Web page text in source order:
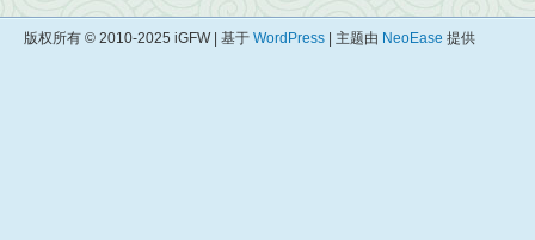
版权所有 © 2010-2025 iGFW | 基于 WordPress | 主题由 NeoEase 提供